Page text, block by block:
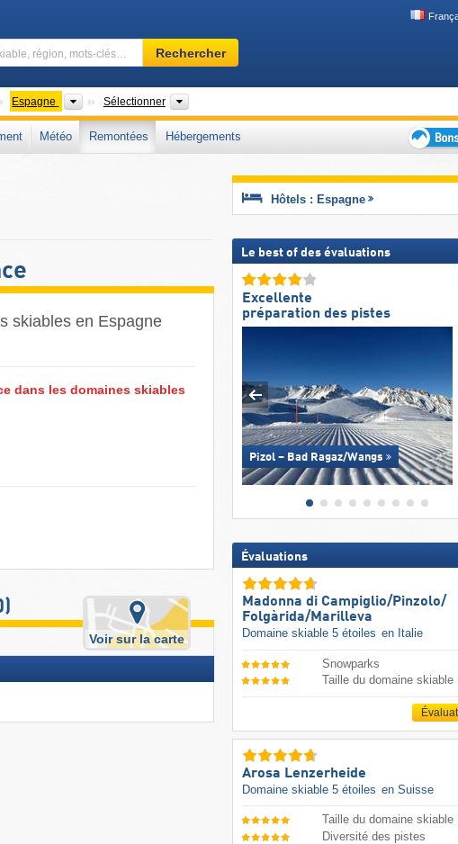
Domaine
skiable,
mots-
clés…
Rechercher
Espagne PaysSélectionner Chaînes de montagnes, Communautés autonomes,
Météo Remontées
Hébergements
plans
skiables en Espagne
dans les domaines skiables
Voir sur la carte
Hôtels : Espagne
Le best of des évaluations
Excellente
préparation des pistes
Pizol – Bad Ragaz/​Wangs
Évaluations
Madonna di Campiglio/​Pinzolo/​
Folgàrida/​Marilleva
Domaine skiable 5 étoiles en Italie
Snowparks
Taille du domaine skiable
Arosa Lenzerheide
Domaine skiable 5 étoiles en Suisse
Taille du domaine skiable
Diversité des pistes